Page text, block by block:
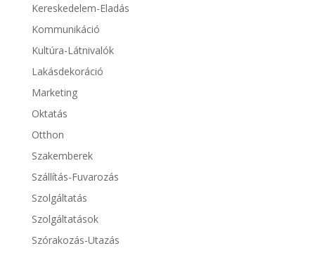
Kereskedelem-Eladás
Kommunikáció
Kultúra-Látnivalók
Lakásdekoráció
Marketing
Oktatás
Otthon
Szakemberek
Szállítás-Fuvarozás
Szolgáltatás
Szolgáltatások
Szórakozás-Utazás